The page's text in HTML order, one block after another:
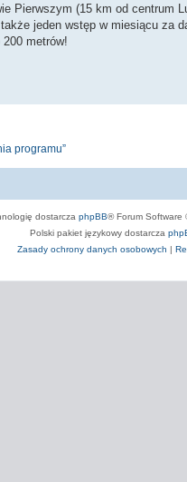
Pierwszym (15 km od centrum
jeden wstęp w miesiącu za
metrów!
programu”
dostarcza phpBB® Forum Software
Polski pakiet językowy dostarcza
Zasady ochrony danych osobowych |